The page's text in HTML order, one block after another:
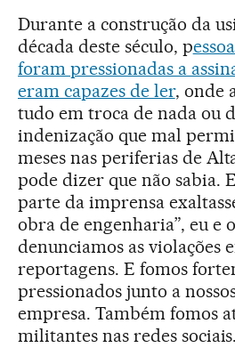
Durante a construção da
década deste século, p
foram pressionadas a
eram capazes de ler, onde
tudo em troca de nada ou
indenização que mal
meses nas periferias de
pode dizer que não sabia.
parte da imprensa
obra de engenharia”, eu e
denunciamos as violações
reportagens. E fomos
pressionados junto a
empresa. Também fomos
militantes nas redes sociais.